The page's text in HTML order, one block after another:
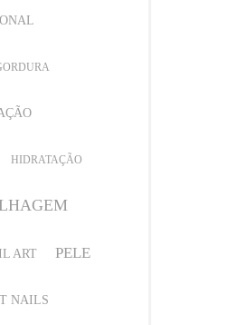
HIDRATAÇÃO
ART PELE
NAILS